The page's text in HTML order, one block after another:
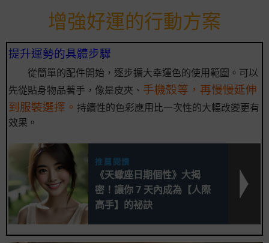
增強好運的行動方案
提升運勢的具體步驟
從簡單的配件開始，逐步擴大幸運色的使用範圍。可以
先從貼身物品著手，像是皮夾、 手機殼等，再慢慢延伸
到服裝選擇。 持續性的色彩應用比一次性的大幅改變更有
效果。
推薦閱讀
《天蠍座日期個性》大揭
密！讓你 7 天內成為【人際
高手】的祕訣